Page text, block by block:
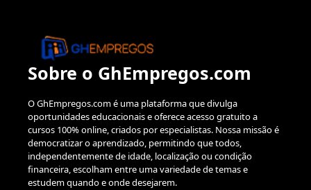
Sobre o GhEmpregos.com
O GhEmpregos.com é uma plataforma que divulga
oportunidades educacionais e oferece acesso gratuito a
cursos 100% online, criados por especialistas. Nossa missão é
democratizar o aprendizado, permitindo que todos,
independentemente de idade, localização ou condição
financeira, escolham entre uma variedade de temas e
estudem quando e onde desejarem.